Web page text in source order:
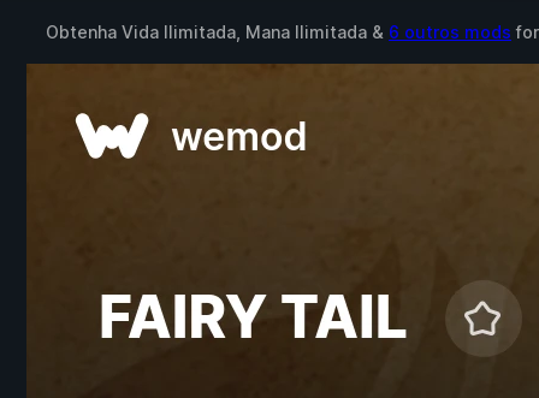
Obtenha Vida Ilimitada, Mana Ilimitada & 6 outros mods